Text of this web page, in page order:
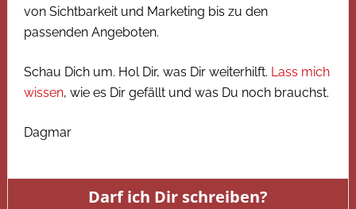
von Sichtbarkeit und Marketing bis zu den
passenden Angeboten.
Schau Dich um. Hol Dir, was Dir weiterhilft. Lass mich
wissen, wie es Dir gefällt und was Du noch brauchst.
Dagmar
Darf ich Dir schreiben?